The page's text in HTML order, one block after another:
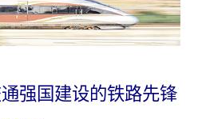
强国建设的铁路先锋